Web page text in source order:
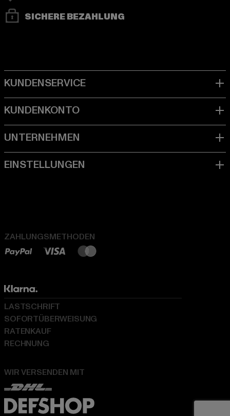
SICHERE BEZAHLUNG
ZAHLUNGSMETHODEN
WIR VERSENDEN MIT
LASTSCHRIFT
SOFORTÜBERWEISUNG
RATENKAUF
RECHNUNG